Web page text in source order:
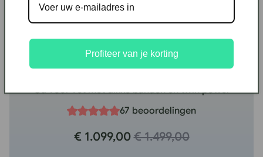
UK-FF20 Polar
Ga voor vet met dikke banden en twin power
67 beoordelingen
€ 1.099,00 € 1.499,00
Profiteer van je korting